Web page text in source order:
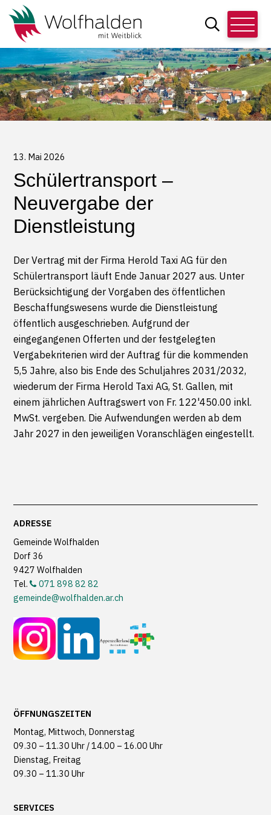
Navigieren in Wolfhalden
Schnellnavigation
Suche
Schülertransport –
Neuvergabe der
Dienstleistung
13. Mai 2026
Der Vertrag mit der Firma Herold Taxi AG für den
Schülertransport läuft Ende Januar 2027 aus. Unter
Berücksichtigung der Vorgaben des öffentlichen
Beschaffungswesens wurde die Dienstleistung
öffentlich ausgeschrieben. Aufgrund der
eingegangenen Offerten und der festgelegten
Vergabekriterien wird der Auftrag für die kommenden
5,5 Jahre, also bis Ende des Schuljahres 2031/2032,
wiederum der Firma Herold Taxi AG, St. Gallen, mit
einem jährlichen Auftragswert von Fr. 122'450.00 inkl.
MwSt. vergeben. Die Aufwendungen werden ab dem
Jahr 2027 in den jeweiligen Voranschlägen eingestellt.
ADRESSE
Gemeinde Wolfhalden
Dorf 36
9427 Wolfhalden
Tel.
071 898 82 82
gemeinde@wolfhalden.ar.ch
ÖFFNUNGSZEITEN
Montag, Mittwoch, Donnerstag
09.30 – 11.30 Uhr / 14.00 – 16.00 Uhr
Dienstag, Freitag
09.30 – 11.30 Uhr
SERVICES